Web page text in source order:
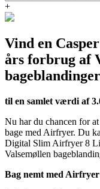
+
Vind en
års forbrug af
bageblandinger
til en samlet værdi af
Nu har du chancen for
bage med Airfryer. Du
Digital Slim Airfryer 8
Valsemøllen
Bag nemt med Airfryer